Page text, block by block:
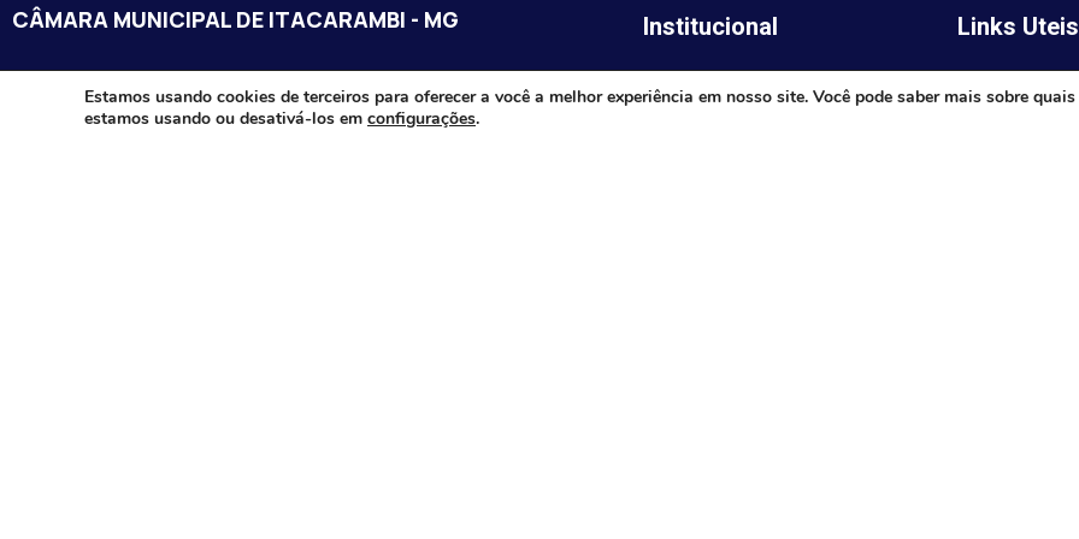
CÂMARA MUNICIPAL DE ITACARAMBI - MG
Endereço: Av. Juca Nascimento, n.º 240, Nossa Senhora de Fátima,
Itacarambi/MG – CEP: 39470-000
Institucional
Legislativo
Links Uteis
Prefeitura de
Estamos usando cookies de terceiros para oferecer a você a melhor experiência em nosso site. Você pode saber mais sobre
estamos usando ou desativá-los em configurações.